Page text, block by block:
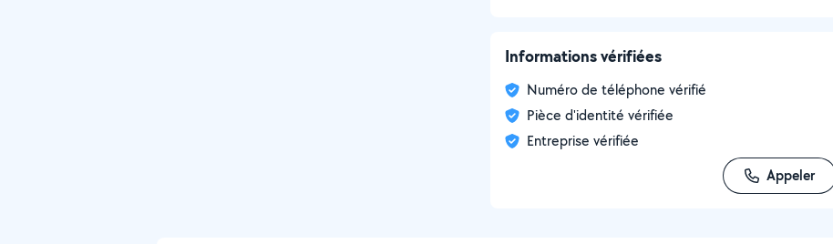
Informations vérifiées
Numéro de téléphone vérifié
Pièce d'identité vérifiée
Entreprise vérifiée
Appeler